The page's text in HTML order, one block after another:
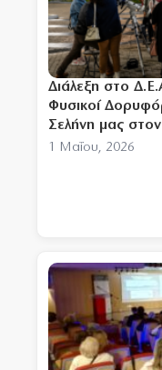
Διάλεξη στο
Φυσικοί
Σελήνη μας στον
1 Μαΐου, 2026